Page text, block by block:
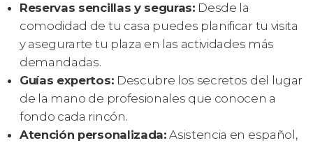
Reservas sencillas y seguras: Desde la
comodidad de tu casa puedes planificar tu visita
y asegurarte tu plaza en las actividades más
demandadas.
Guías expertos: Descubre los secretos del lugar
de la mano de profesionales que conocen a
fondo cada rincón.
Atención personalizada: Asistencia en español,